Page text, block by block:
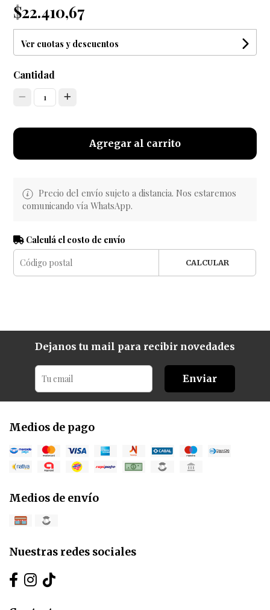
$22.410,67
Ver cuotas y descuentos
Cantidad
1
Agregar al carrito
Precio del envío sujeto a distancia. Nos estaremos
comunicando vía WhatsApp.
Calculá el costo de envío
CALCULAR
Dejanos tu mail para recibir novedades
Enviar
Medios de pago
Medios de envío
Nuestras redes sociales